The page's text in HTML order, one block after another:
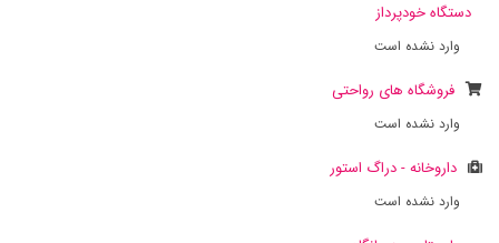
دستگاه خودپرداز
وارد نشده است
فروشگاه های رواحتی
وارد نشده است
داروخانه - دراگ استور
وارد نشده است